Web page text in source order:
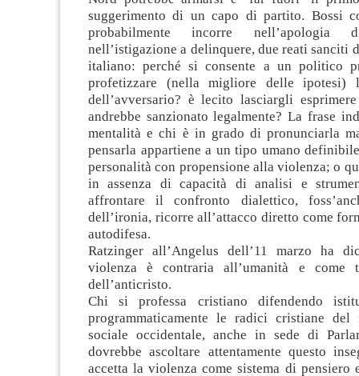
suggerimento di un capo di partito. Bossi
probabilmente incorre
nell’istigazione a delinquere, due reati sanciti
italiano: perché si consente a un politico
profetizzare (nella migliore delle ipotesi)
dell’avversario? è lecito lasciargli
andrebbe sanzionato legalmente? La frase
mentalità e chi è in grado di pronunciarla
pensarla appartiene a un tipo umano
personalità con propensione alla violenza; o
in assenza di capacità di analisi e
affrontare il confronto dialettico,
dell’ironia, ricorre all’attacco diretto come
autodifesa.
Ratzinger all’Angelus dell’11 marzo ha
violenza è contraria all’umanità e come
dell’anticristo.
Chi si professa cristiano difendendo
programmaticamente le radici cristiane del
sociale occidentale, anche in sede di
dovrebbe ascoltare attentamente questo
accetta la violenza come sistema di pensiero